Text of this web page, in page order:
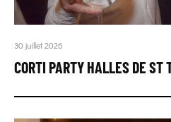
30 juillet 2026
CORTI PARTY HALLES DE ST